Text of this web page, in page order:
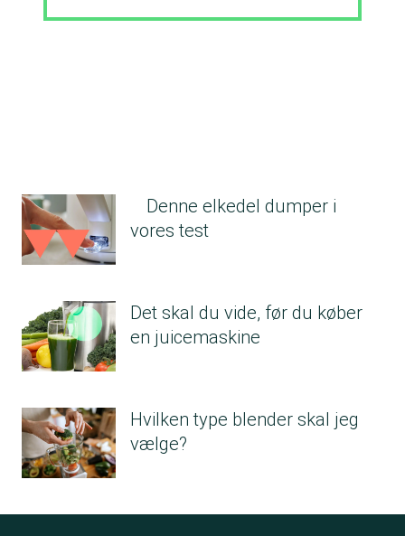
Denne elkedel dumper i
vores test
Det skal du vide, før du køber
en juicemaskine
Hvilken type blender skal jeg
vælge?